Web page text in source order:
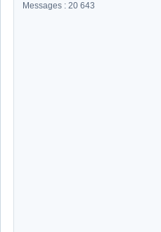
Messages : 20 643